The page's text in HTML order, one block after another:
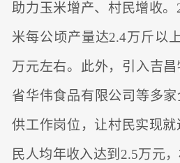
助力玉米增产、村民增收
米每公顷产量达2.4万斤以
万元左右。此外，引入吉
省华伟食品有限公司等多
供工作岗位，让村民实现
民人均年收入达到2.5万元